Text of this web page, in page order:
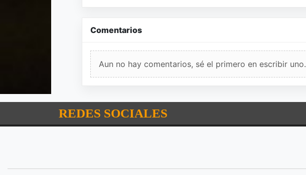
Comentarios
Aun no hay comentarios, sé el primero en escribir uno.
REDES SOCIALES